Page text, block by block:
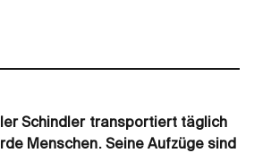
Schindler transportiert täglich
Menschen. Seine Aufzüge sind